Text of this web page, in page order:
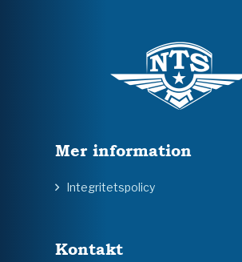
Mer information
Integritetspolicy
Kontakt